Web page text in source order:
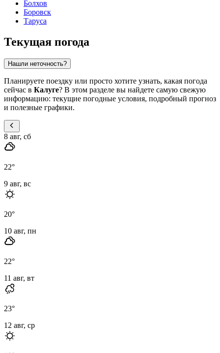
Болхов
Боровск
Таруса
Текущая погода
Нашли неточность?
Планируете поездку или просто хотите узнать, какая погода
сейчас в Калуге? В этом разделе вы найдете самую свежую
информацию: текущие погодные условия, подробный прогноз
и полезные графики.
8 авг, сб
22°
9 авг, вс
20°
10 авг, пн
22°
11 авг, вт
23°
12 авг, ср